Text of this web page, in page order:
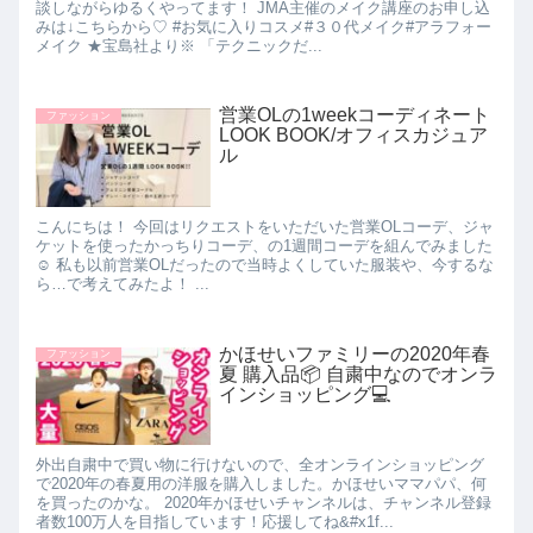
談しながらゆるくやってます！ JMA主催のメイク講座のお申し込
みは↓こちらから♡ #お気に入りコスメ#３０代メイク#アラフォー
メイク ★宝島社より※ 「テクニックだ...
ファッション
営業OLの1weekコーディネート
LOOK BOOK/オフィスカジュア
ル
こんにちは！ 今回はリクエストをいただいた営業OLコーデ、ジャ
ケットを使ったかっちりコーデ、の1週間コーデを組んでみました
☺️ 私も以前営業OLだったので当時よくしていた服装や、今するな
ら…で考えてみたよ！ ...
ファッション
かほせいファミリーの2020年春
夏 購入品📦 自粛中なのでオンラ
インショッピング💻
外出自粛中で買い物に行けないので、全オンラインショッピング
で2020年の春夏用の洋服を購入しました。かほせいママパパ、何
を買ったのかな。 2020年かほせいチャンネルは、チャンネル登録
者数100万人を目指しています！応援してね&#x1f...